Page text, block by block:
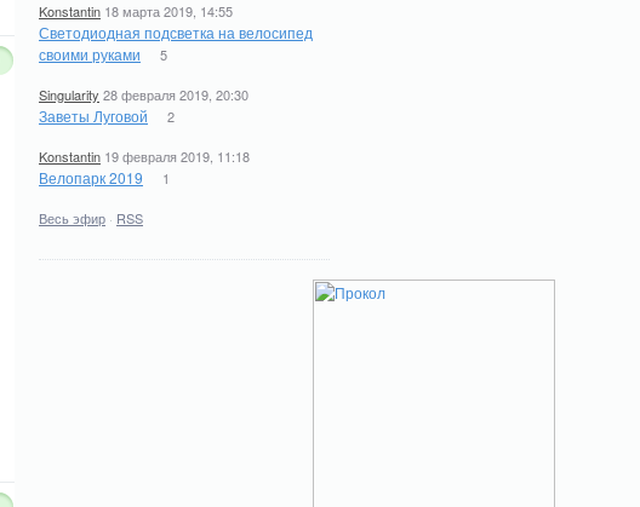
Konstantin 18 марта 2019, 14:55
Светодиодная подсветка на велосипед
своими руками
5
Singularity 28 февраля 2019, 20:30
Заветы Луговой 2
Konstantin 19 февраля 2019, 11:18
Велопарк 2019 1
Весь эфир · RSS